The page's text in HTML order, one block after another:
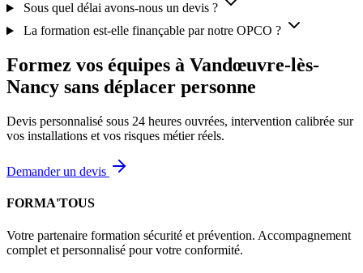
Sous quel délai avons-nous un devis ?
La formation est-elle finançable par notre OPCO ?
Formez vos équipes à Vandœuvre-lès-
Nancy sans déplacer personne
Devis personnalisé sous 24 heures ouvrées, intervention calibrée sur
vos installations et vos risques métier réels.
Demander un devis
FORMA'TOUS
Votre partenaire formation sécurité et prévention. Accompagnement
complet et personnalisé pour votre conformité.